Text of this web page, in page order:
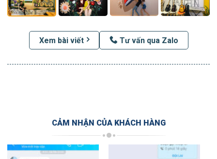
Xem bài viết Tư vấn qua Zalo
CẢM NHẬN CỦA KHÁCH HÀNG